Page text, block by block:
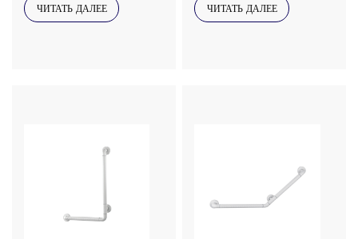
ЧИТАТЬ ДАЛЕЕ ЧИТАТЬ ДАЛЕЕ